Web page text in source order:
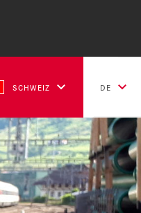
SCHWEIZ DE